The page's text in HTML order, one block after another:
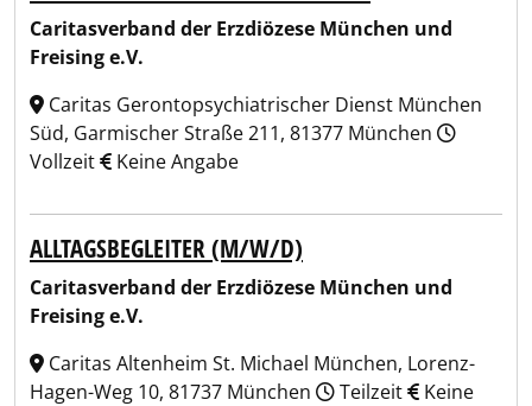
Caritasverband der Erzdiözese München und
Freising e.V.
Caritas Gerontopsychiatrischer Dienst München
Süd, Garmischer Straße 211, 81377 München
Vollzeit
Keine Angabe
ALLTAGSBEGLEITER (M/W/D)
Caritasverband der Erzdiözese München und
Freising e.V.
Caritas Altenheim St. Michael München, Lorenz-
Hagen-Weg 10, 81737 München
Teilzeit
Keine